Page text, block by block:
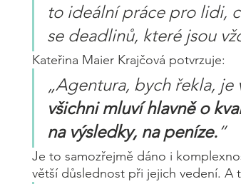
to ideální práce pro lidi,
se deadlinů, které jsou
Kateřina Maier Krajčová potvrzuje:
„Agentura, bych řekla, je
všichni mluví hlavně o
na výsledky, na peníze.“
Je to samozřejmě dáno i
větší důslednost při jejich vedení. A